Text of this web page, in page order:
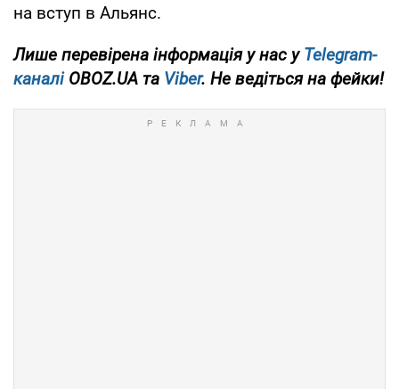
на вступ в Альянс.
Лише перевірена інформація у нас уTelegram-
каналіOBOZ.UA та Viber. Не ведіться на фейки!